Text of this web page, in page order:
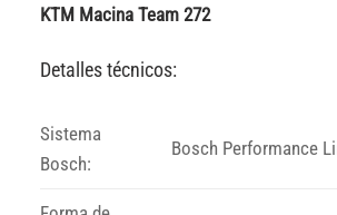
KTM Macina Team 272
Detalles técnicos:
Sistema
Bosch:
Bosch Performance